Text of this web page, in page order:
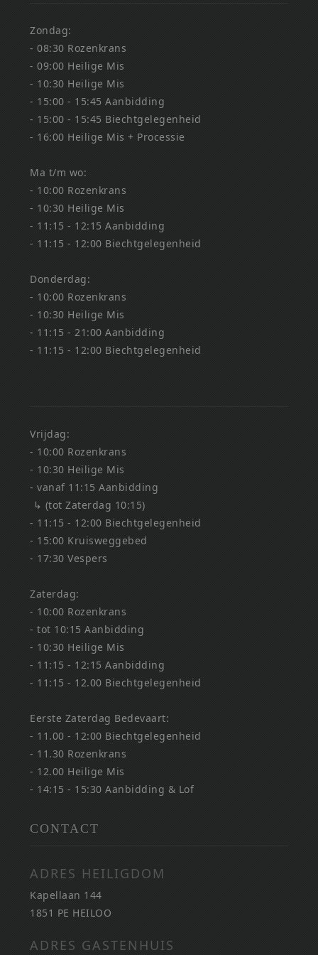
Zondag:
- 08:30 Rozenkrans
- 09:00 Heilige Mis
- 10:30 Heilige Mis
- 15:00 - 15:45 Aanbidding
- 15:00 - 15:45 Biechtgelegenheid
- 16:00 Heilige Mis + Processie
Ma t/m wo:
- 10:00 Rozenkrans
- 10:30 Heilige Mis
- 11:15 - 12:15 Aanbidding
- 11:15 - 12:00 Biechtgelegenheid
Donderdag:
- 10:00 Rozenkrans
- 10:30 Heilige Mis
- 11:15 - 21:00 Aanbidding
- 11:15 - 12:00 Biechtgelegenheid
Vrijdag:
- 10:00 Rozenkrans
- 10:30 Heilige Mis
- vanaf 11:15 Aanbidding
↳ (tot Zaterdag 10:15)
- 11:15 - 12:00 Biechtgelegenheid
- 15:00 Kruisweggebed
- 17:30 Vespers
Zaterdag:
- 10:00 Rozenkrans
- tot 10:15 Aanbidding
- 10:30 Heilige Mis
- 11:15 - 12:15 Aanbidding
- 11:15 - 12.00 Biechtgelegenheid
Eerste Zaterdag Bedevaart:
- 11.00 - 12:00 Biechtgelegenheid
- 11.30 Rozenkrans
- 12.00 Heilige Mis
- 14:15 - 15:30 Aanbidding & Lof
CONTACT
ADRES HEILIGDOM
Kapellaan 144
1851 PE HEILOO
ADRES GASTENHUIS